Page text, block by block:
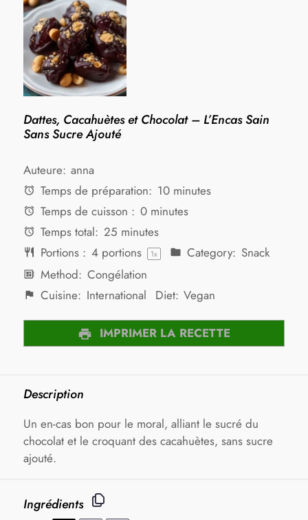
Dattes, Cacahuètes et Chocolat – L’Encas Sain
Sans Sucre Ajouté
Auteure: anna
Temps de préparation: 10 minutes
Temps de cuisson : 0 minutes
Temps total: 25 minutes
Portions : 4portions 1x Category: Snack
Method: Congélation
Cuisine: International Diet: Vegan
IMPRIMER LA RECETTE
Description
Un en-cas bon pour le moral, alliant le sucré du
chocolat et le croquant des cacahuètes, sans sucre
ajouté.
Ingrédients